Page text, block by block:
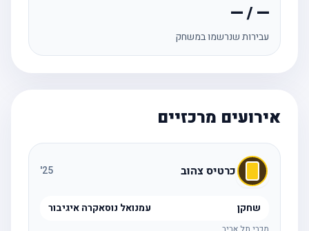
— / —
עבירות שנרשמו במשחק
אירועים מרכזיים
כרטיס צהוב 25
'
שחקן עמנואל נוסאקרה איגיבור